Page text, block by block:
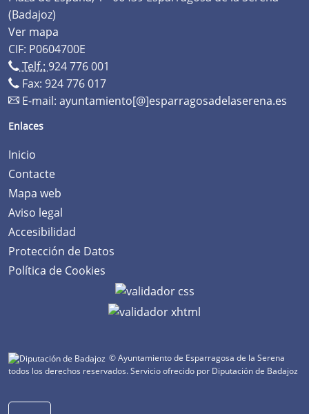
(Badajoz)
Ver mapa
CIF: P0604700E
Telf.: 924 776 001
Fax: 924 776 017
E-mail: ayuntamiento[@]esparragosadelaserena.es
Enlaces
Inicio
Contacte
Mapa web
Aviso legal
Accesibilidad
Protección de Datos
Política de Cookies
© Ayuntamiento de Esparragosa de la Serena
todos los derechos reservados.Servicio ofrecido por Diputación de Badajoz